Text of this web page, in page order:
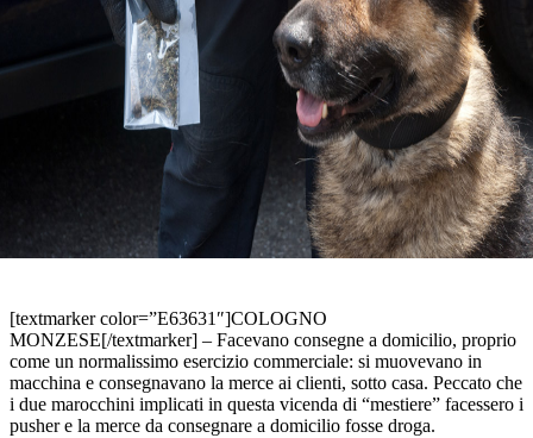
[textmarker color=”E63631″]COLOGNO
MONZESE[/textmarker] – Facevano consegne a domicilio, proprio
come un normalissimo esercizio commerciale: si muovevano in
macchina e consegnavano la merce ai clienti, sotto casa. Peccato che
i due marocchini implicati in questa vicenda di “mestiere” facessero i
pusher e la merce da consegnare a domicilio fosse droga.